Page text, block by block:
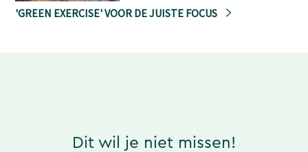
'GREEN EXERCISE' VOOR DE JUISTE FOCUS
Dit wil je niet missen!